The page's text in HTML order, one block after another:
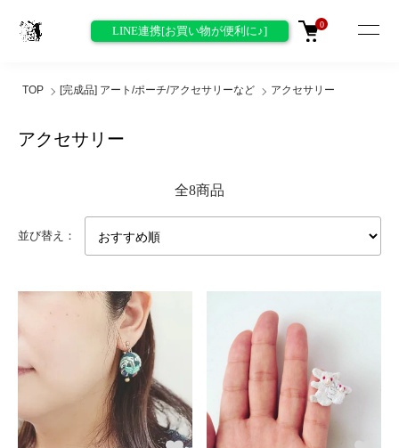
LINE連携[お買い物が便利に♪] 0
TOP [完成品] アート/ポーチ/アクセサリーなど アクセサリー
アクセサリー
全8商品
並び替え：